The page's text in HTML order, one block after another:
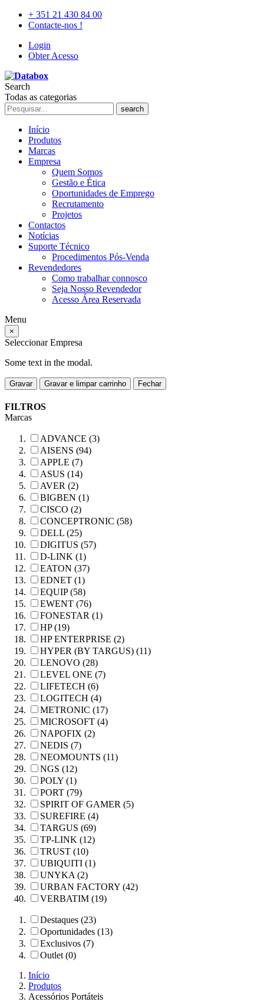
+ 351 21 430 84 00
Contacte-nos !
Login
Obter Acesso
Search
Todas as categorias
search
Início
Produtos
Marcas
Empresa
Quem Somos
Gestão e Ética
Oportunidades de Emprego
Recrutamento
Projetos
Contactos
Notícias
Suporte Técnico
Procedimentos Pós-Venda
Revendedores
Como trabalhar connosco
Seja Nosso Revendedor
Acesso Área Reservada
Menu
×
Seleccionar Empresa
Some text in the modal.
Gravar Gravar e limpar carrinho Fechar
FILTROS
Marcas
ADVANCE (3)
AISENS (94)
APPLE (7)
ASUS (14)
AVER (2)
BIGBEN (1)
CISCO (2)
CONCEPTRONIC (58)
DELL (25)
DIGITUS (57)
D-LINK (1)
EATON (37)
EDNET (1)
EQUIP (58)
EWENT (76)
FONESTAR (1)
HP (19)
HP ENTERPRISE (2)
HYPER (BY TARGUS) (11)
LENOVO (28)
LEVEL ONE (7)
LIFETECH (6)
LOGITECH (4)
METRONIC (17)
MICROSOFT (4)
NAPOFIX (2)
NEDIS (7)
NEOMOUNTS (11)
NGS (12)
POLY (1)
PORT (79)
SPIRIT OF GAMER (5)
SUREFIRE (4)
TARGUS (69)
TP-LINK (12)
TRUST (10)
UBIQUITI (1)
UNYKA (2)
URBAN FACTORY (42)
VERBATIM (19)
Destaques (23)
Oportunidades (13)
Exclusivos (7)
Outlet (0)
Início
Produtos
Acessórios Portáteis